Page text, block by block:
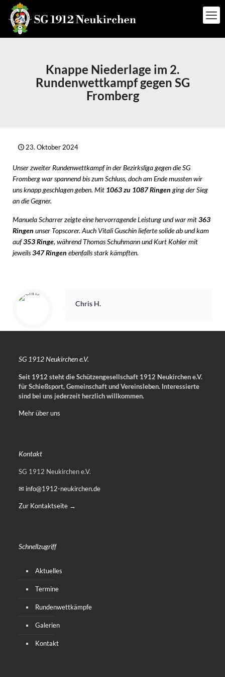
Knappe Niederlage im 2.
Rundenwettkampf gegen SG
Fromberg
23. Oktober 2024
Unser zweiter Rundenwettkampf in der Bezirksliga gegen die SG
Fromberg war spannend bis zum Schluss, doch am Ende mussten wir
uns knapp geschlagen geben. Mit 1063 zu 1087 Ringen ging der Sieg
an die Gegner.
Manuela Scharrer zeigte eine hervorragende Leistung und war mit363
Ringen unser Topscorer. Auch Vitali Guschin lieferte solide ab und kam
auf353 Ringe, während Thomas Schuhmann und Kurt Kohler mit
jeweils347 Ringen ebenfalls stark kämpften.
Chris H.
SG 1912 Neukirchen e.V.
Seit 1912 steht die Schützengesellschaft 1912 Neukirchen e.V.
für Schießsport, Gemeinschaft und Vereinsleben. Interessierte
sind bei uns jederzeit herzlich willkommen.
Mehr über uns
Kontakt
SG 1912 Neukirchen e.V.
✉ info@1912-neukirchen.de
Zur Kontaktseite →
Schnellzugriff
Aktuelles
Termine
Rundenwettkämpfe
Galerien
Kontakt